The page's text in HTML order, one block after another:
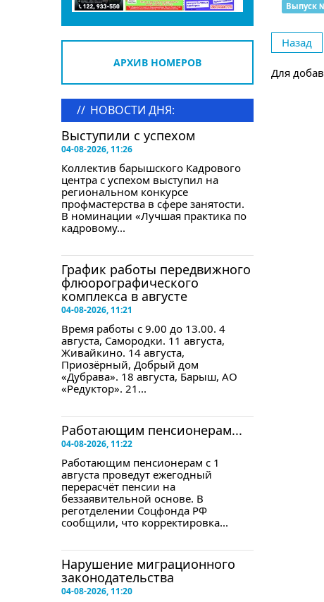
АРХИВ НОМЕРОВ
// НОВОСТИ ДНЯ:
Выступили с успехом
04-08-2026, 11:26
Коллектив барышского Кадрового
центра с успехом выступил на
региональном конкурсе
профмастерства в сфере занятости.
В номинации «Лучшая практика по
кадровому...
График работы передвижного
флюорографического
комплекса в августе
04-08-2026, 11:21
Время работы с 9.00 до 13.00. 4
августа, Самородки. 11 августа,
Живайкино. 14 августа,
Приозёрный, Добрый дом
«Дубрава». 18 августа, Барыш, АО
«Редуктор». 21...
Работающим пенсионерам...
04-08-2026, 11:22
Работающим пенсионерам с 1
августа проведут ежегодный
перерасчёт пенсии на
беззаявительной основе. В
реготделении Соцфонда РФ
сообщили, что корректировка...
Нарушение миграционного
законодательства
04-08-2026, 11:20
Выпуск
Назад
Для